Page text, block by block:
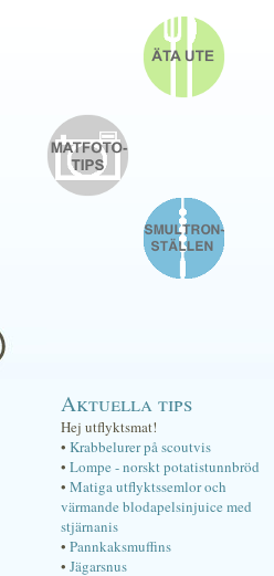
Aktuella tips
Hej utflyktsmat!
• Krabbelurer på scoutvis
• Lompe - norskt potatistunnbröd
• Matiga utflyktssemlor och
värmande blodapelsinjuice med
stjärnanis
• Pannkaksmuffins
• Jägarsnus